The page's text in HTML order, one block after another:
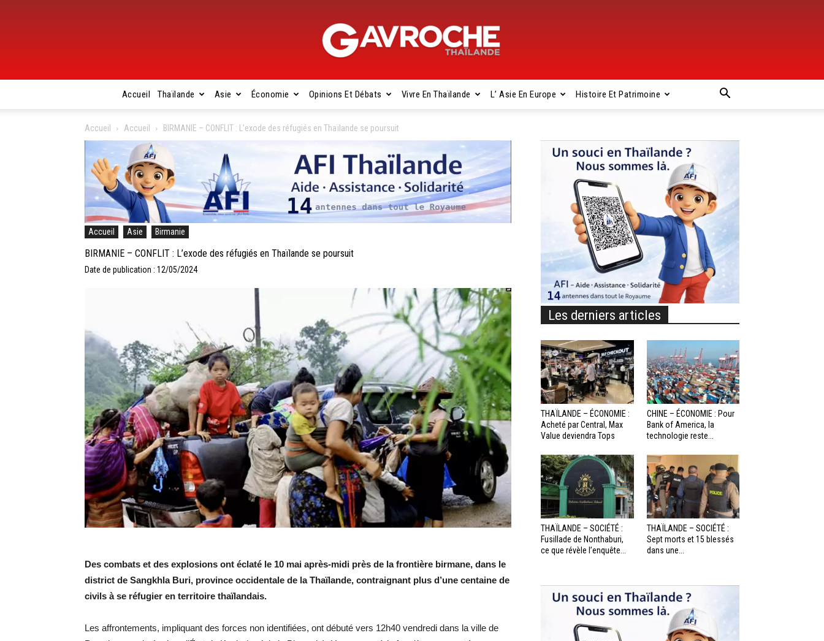
Gavroche
Thaïlande
Accueil Thaïlande Asie Économie Opinions Et Débats Vivre En Thaïlande L’ Asie En Europe Histoire Et Patrimoine
Accueil Accueil BIRMANIE – CONFLIT : L’exode des réfugiés en Thaïlande se poursuit
Accueil Asie Birmanie
BIRMANIE – CONFLIT : L’exode des réfugiés en Thaïlande se poursuit
Date de publication : 12/05/2024
Des combats et des explosions ont éclaté le 10 mai après-midi près de la frontière birmane, dans le
district de Sangkhla Buri, province occidentale de la Thaïlande, contraignant plus d’une centaine de
civils à se réfugier en territoire thaïlandais.
Les affrontements, impliquant des forces non identifiées, ont débuté vers 12h40 vendredi dans la ville de
Les derniers articles
THAÏLANDE – ÉCONOMIE :
Acheté par Central, Max
Value deviendra Tops
CHINE – ÉCONOMIE : Pour
Bank of America, la
technologie reste...
THAÏLANDE – SOCIÉTÉ :
Fusillade de Nonthaburi,
ce que révèle l’enquête...
THAÏLANDE – SOCIÉTÉ :
Sept morts et 15 blessés
dans une...